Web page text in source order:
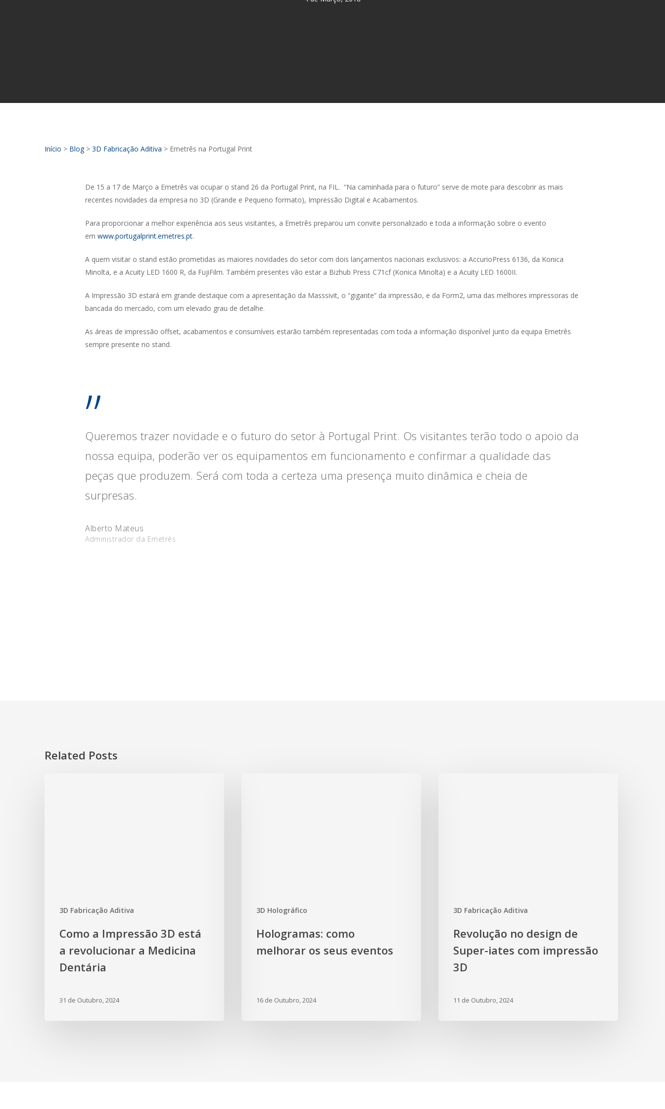
Início > Blog> 3D Fabricação Aditiva > Emetrês na Portugal Print
De 15 a 17 de Março a Emetrês vai ocupar o stand 26 da Portugal Print, na FIL. “Na caminhada para o futuro” serve de mote para descobrir as mais
recentes novidades da empresa no 3D (Grande e Pequeno formato), Impressão Digital e Acabamentos.
Para proporcionar a melhor experiência aos seus visitantes, a Emetrês preparou um convite personalizado e toda a informação sobre o evento
emwww.portugalprint.emetres.pt.
A quem visitar o stand estão prometidas as maiores novidades do setor com dois lançamentos nacionais exclusivos: a AccurioPress 6136, da Konica
Minolta, e a Acuity LED 1600 R, da FujiFilm. Também presentes vão estar a Bizhub Press C71cf (Konica Minolta) e a Acuity LED 1600II.
A Impressão 3D estará em grande destaque com a apresentação da Masssivit, o “gigante” da impressão, e da Form2, uma das melhores impressoras de
bancada do mercado, com um elevado grau de detalhe.
As áreas de impressão offset, acabamentos e consumíveis estarão também representadas com toda a informação disponível junto da equipa Emetrês
sempre presente no stand.
”
Queremos trazer novidade e o futuro do setor à Portugal Print. Os visitantes terão todo o apoio da
nossa equipa, poderão ver os equipamentos em funcionamento e confirmar a qualidade das
peças que produzem. Será com toda a certeza uma presença muito dinâmica e cheia de
surpresas.
Alberto Mateus
Administrador da Emetrês
Related Posts
3D Fabricação Aditiva
Como a Impressão 3D está
a revolucionar a Medicina
Dentária
31 de Outubro, 2024
3D Holográfico
Hologramas: como
melhorar os seus eventos
16 de Outubro, 2024
3D Fabricação Aditiva
Revolução no design de
Super-iates com impressão
3D
11 de Outubro, 2024